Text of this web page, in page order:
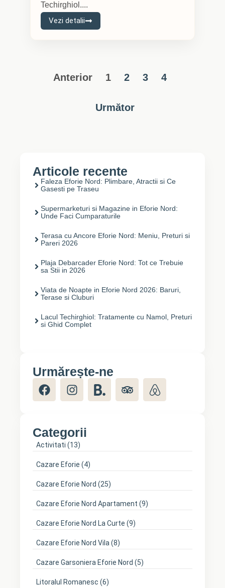
Techirghiol....
Vezi detalii
Anterior 1 2 3 4
Următor
Articole recente
Faleza Eforie Nord: Plimbare, Atractii si Ce
Gasesti pe Traseu
Supermarketuri si Magazine in Eforie Nord:
Unde Faci Cumparaturile
Terasa cu Ancore Eforie Nord: Meniu, Preturi si
Pareri 2026
Plaja Debarcader Eforie Nord: Tot ce Trebuie
sa Stii in 2026
Viata de Noapte in Eforie Nord 2026: Baruri,
Terase si Cluburi
Lacul Techirghiol: Tratamente cu Namol, Preturi
si Ghid Complet
Urmărește-ne
Categorii
Activitati (13)
Cazare Eforie (4)
Cazare Eforie Nord (25)
Cazare Eforie Nord Apartament (9)
Cazare Eforie Nord La Curte (9)
Cazare Eforie Nord Vila (8)
Cazare Garsoniera Eforie Nord (5)
Litoralul Romanesc (6)